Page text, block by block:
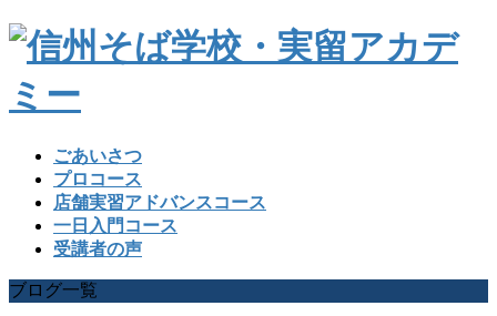
ごあいさつ
プロコース
店舗実習アドバンスコース
一日入門コース
受講者の声
ブログ一覧